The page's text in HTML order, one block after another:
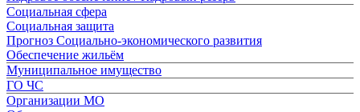
Социальная сфера
Социальная защита
Прогноз Социально-экономического развития
Обеспечение жильём
Муниципальное имущество
ГО ЧС
Организации МО